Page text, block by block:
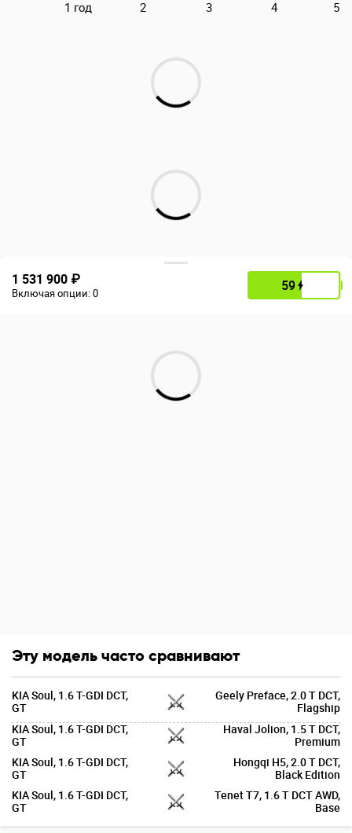
1 год 2 3 4 5
1 531 900 ₽
Включая опции:0 59
Эту модель часто сравнивают
KIA Soul, 1.6 T-GDI DCT,
GT
Geely Preface, 2.0 T DCT,
Flagship
KIA Soul, 1.6 T-GDI DCT,
GT
Haval Jolion, 1.5 T DCT,
Premium
KIA Soul, 1.6 T-GDI DCT,
GT
Hongqi H5, 2.0 T DCT,
Black Edition
KIA Soul, 1.6 T-GDI DCT,
GT
Tenet T7, 1.6 T DCT AWD,
Base